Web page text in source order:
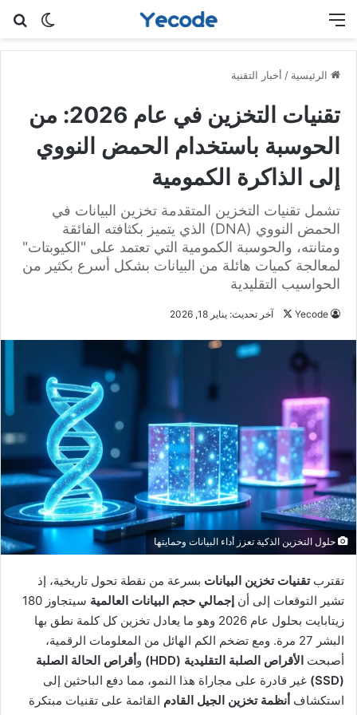
الوضع القائمة
الرئيسية / أخبار التقنية
تقنيات التخزين في عام 2026: من
الحوسبة باستخدام الحمض النووي
إلى الذاكرة الكمومية
تشمل تقنيات التخزين المتقدمة تخزين البيانات في
الحمض النووي (DNA) الذي يتميز بكثافته الفائقة
ومتانته، والحوسبة الكمومية التي تعتمد على "الكيوبتات"
لمعالجة كميات هائلة من البيانات بشكل أسرع بكثير من
الحواسيب التقليدية
Yecode
تابعآخر تحديث: يناير 18, 2026
حلول التخزين الذكية تعزز أداء البيانات وحمايتها
تقتربتقنيات تخزين البيانات بسرعة من نقطة تحول تاريخية، إذ
تشير التوقعات إلى أن إجمالي حجم البيانات العالمية
سيتجاوز 180
زيتابايت بحلول عام 2026 وهو ما يعادل تخزين كل كلمة نطق بها
البشر 27 مرة. ومع تضخم الكم الهائل من المعلومات الرقمية،
أصبحت الأقراص الصلبة التقليدية (HDD) وأقراص الحالة الصلبة
(SSD)
غير قادرة على مجاراة هذا النمو، مما دفع الباحثين إلى
استكشاف أنظمة تخزين الجيل القادم القائمة على تقنيات مبتكرة